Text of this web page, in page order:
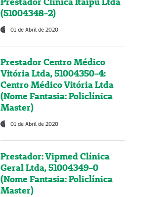
(51004348-2)
01 de Abril de 2020
Prestador Centro Médico
Vitória Ltda, 51004350-4:
Centro Médico Vitória Ltda
(Nome Fantasia: Policlínica
Master)
01 de Abril de 2020
Prestador: Vipmed Clínica
Geral Ltda, 51004349-0
(Nome Fantasia: Policlínica
Master)